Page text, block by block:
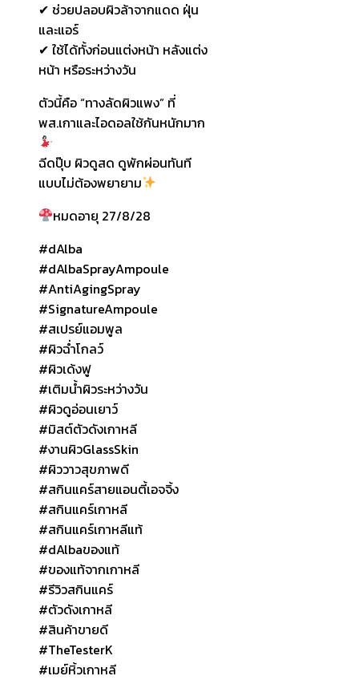
✔ ช่วยปลอบผิวล้าจากแดด ฝุ่น
และแอร์
✔ ใช้ได้ทั้งก่อนแต่งหน้า หลังแต่ง
หน้า หรือระหว่างวัน
ตัวนี้คือ “ทางลัดผิวแพง” ที่
พส.เกาและไอดอลใช้กันหนักมาก
ฉีดปุ๊บ ผิวดูสด ดูพักผ่อนทันที
แบบไม่ต้องพยายาม
หมดอายุ 27/8/28
#dAlba
#dAlbaSprayAmpoule
#AntiAgingSpray
#SignatureAmpoule
#สเปรย์แอมพูล
#ผิวฉ่ำโกลว์
#ผิวเด้งฟู
#เติมน้ำผิวระหว่างวัน
#ผิวดูอ่อนเยาว์
#มิสต์ตัวดังเกาหลี
#งานผิวGlassSkin
#ผิววาวสุขภาพดี
#สกินแคร์สายแอนตี้เอจจิ้ง
#สกินแคร์เกาหลี
#สกินแคร์เกาหลีแท้
#dAlbaของแท้
#ของแท้จากเกาหลี
#รีวิวสกินแคร์
#ตัวดังเกาหลี
#สินค้าขายดี
#TheTesterK
#เมย์หิ้วเกาหลี